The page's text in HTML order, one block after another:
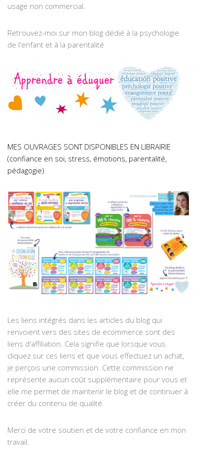
usage non commercial.
Retrouvez-moi sur mon blog dédié à la psychologie
de l'enfant et à la parentalité
MES OUVRAGES SONT DISPONIBLES EN LIBRAIRIE
(confiance en soi, stress, émotions, parentalité,
pédagogie)
Les liens intégrés dans les articles du blog qui
renvoient vers des sites de ecommerce sont des
liens d'affiliation. Cela signifie que lorsque vous
cliquez sur ces liens et que vous effectuez un achat,
je perçois une commission. Cette commission ne
représente aucun coût supplémentaire pour vous et
elle me permet de maintenir le blog et de continuer à
créer du contenu de qualité.
Merci de votre soutien et de votre confiance en mon
travail.